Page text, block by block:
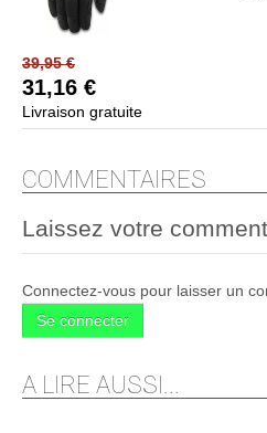
39,95 €
31,16 €
Livraison gratuite
COMMENTAIRES
Laissez votre
Connectez-vous pour laisser un
Se connecter
A LIRE AUSSI...